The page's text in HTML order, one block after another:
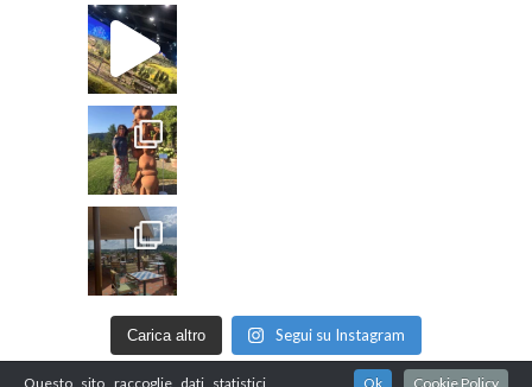
Carica altro Segui su Instagram
Questo sito raccoglie dati statistici Ok Cookie Policy